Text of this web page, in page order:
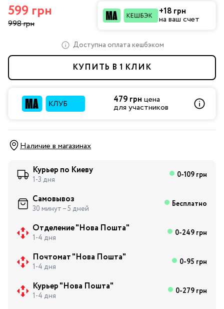
599 грн
998 грн
+18 грн
на ваш счет
Доступна оплата кешбэком
КУПИТЬ В 1 КЛИК
479 грн цена
для участников
Наличие в магазинах
Курьер по Киеву
1-3 дня 0-109 грн
Самовывоз
30 минут – 5 дней Бесплатно
Отделение "Нова Пошта"
1-4 дня 0-249 грн
Почтомат "Нова Пошта"
1-4 дня 0-95 грн
Курьер "Нова Пошта"
1-4 дня 0-279 грн